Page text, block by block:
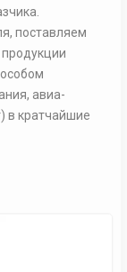
поставляем
продукции
авиа-
в кратчайшие